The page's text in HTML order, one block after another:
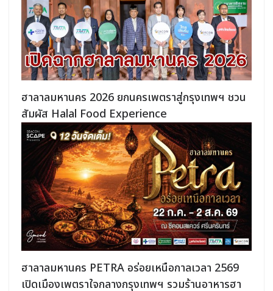
ฮาลาลมหานคร 2026 ยกนครเพตราสู่กรุงเทพฯ ชวน
สัมผัส Halal Food Experience
ฮาลาลมหานคร PETRA อร่อยเหนือกาลเวลา 2569
เปิดเมืองเพตราใจกลางกรุงเทพฯ รวมร้านอาหารฮา